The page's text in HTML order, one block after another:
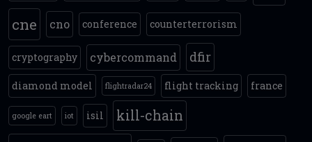
cne
cno conference counterterrorism
cryptography cybercommand dfir
diamond model flightradar24 flight tracking france
google eart iot isil
kill-chain